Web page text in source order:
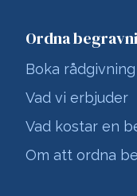
Ordna
Boka rådgivning
Vad vi erbjuder
Vad kostar en
Om att ordna